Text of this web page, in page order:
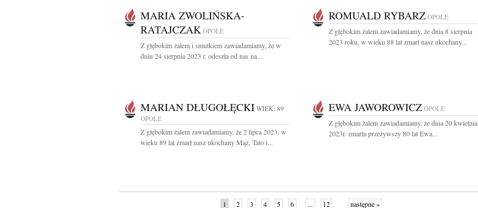
MARIA ZWOLIŃSKA-
RATAJCZAK OPOLE
Z głębokim żalem i smutkiem zawiadamiamy, że w
dniu 24 sierpnia 2023 r. odeszła od nas na...
ROMUALD RYBARZ OPOLE
Z głębokim żalem zawiadamiamy, że dnia 8 sierpnia
2023 roku, w wieku 88 lat zmarł nasz ukochany...
MARIAN DŁUGOŁĘCKI WIEK: 89
OPOLE
Z głębokim żalem zawiadamiamy, że 2 lipca 2023, w
wieku 89 lat zmarł nasz ukochany Mąż, Tato i...
EWA JAWOROWICZ OPOLE
Z głębokim żalem zawiadamiamy, że dnia 20 kwietnia
2023r. zmarła przeżywszy 80 lat Ewa...
1 2 3 4 5 6 ... 12 następne »